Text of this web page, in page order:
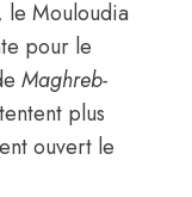
Mouloudia
pour le
Maghreb-
plus
ouvert le